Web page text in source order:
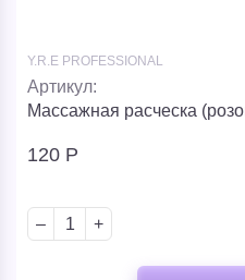
Y.R.E PROFESSIONAL
Артикул:
Массажная расческа
120 Р
– +
Giordani Gold